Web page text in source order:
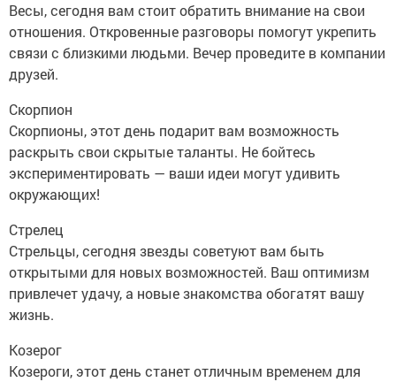
Весы, сегодня вам стоит обратить внимание на свои
отношения. Откровенные разговоры помогут укрепить
связи с близкими людьми. Вечер проведите в компании
друзей.
Скорпион
Скорпионы, этот день подарит вам возможность
раскрыть свои скрытые таланты. Не бойтесь
экспериментировать — ваши идеи могут удивить
окружающих!
Стрелец
Стрельцы, сегодня звезды советуют вам быть
открытыми для новых возможностей. Ваш оптимизм
привлечет удачу, а новые знакомства обогатят вашу
жизнь.
Козерог
Козероги, этот день станет отличным временем для